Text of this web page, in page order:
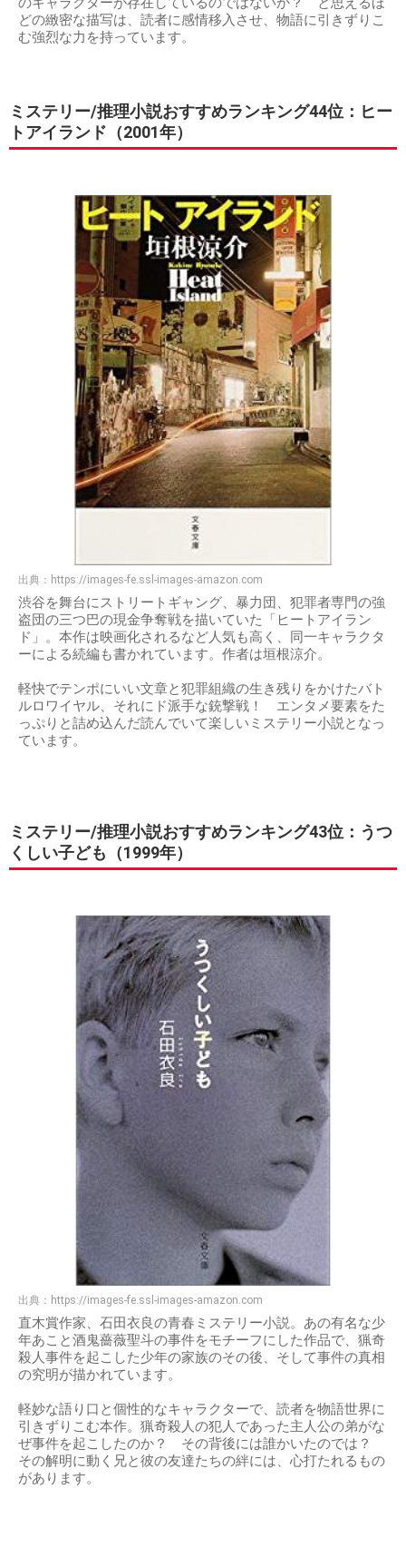
どの緻密な描写は、読者に感情移入させ、物語に引きずりこ
む強烈な力を持っています。
ミステリー/推理小説おすすめランキング44位：ヒー
トアイランド（2001年）
出典： https://images-fe.ssl-images-amazon.com
渋谷を舞台にストリートギャング、暴力団、犯罪者専門の強
盗団の三つ巴の現金争奪戦を描いていた「ヒートアイラン
ド」。本作は映画化されるなど人気も高く、同一キャラクタ
ーによる続編も書かれています。作者は垣根涼介。
軽快でテンポにいい文章と犯罪組織の生き残りをかけたバト
ルロワイヤル、それにド派手な銃撃戦！ エンタメ要素をた
っぷりと詰め込んだ読んでいて楽しいミステリー小説となっ
ています。
ミステリー/推理小説おすすめランキング43位：うつ
くしい子ども（1999年）
出典： https://images-fe.ssl-images-amazon.com
直木賞作家、石田衣良の青春ミステリー小説。あの有名な少
年あこと酒鬼薔薇聖斗の事件をモチーフにした作品で、猟奇
殺人事件を起こした少年の家族のその後、そして事件の真相
の究明が描かれています。
軽妙な語り口と個性的なキャラクターで、読者を物語世界に
引きずりこむ本作。猟奇殺人の犯人であった主人公の弟がな
ぜ事件を起こしたのか？ その背後には誰かいたのでは？
その解明に動く兄と彼の友達たちの絆には、心打たれるもの
があります。